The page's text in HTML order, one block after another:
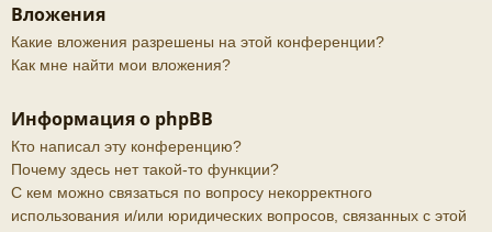
Вложения
Какие вложения разрешены на этой конференции?
Как мне найти мои вложения?
Информация о phpBB
Кто написал эту конференцию?
Почему здесь нет такой-то функции?
С кем можно связаться по вопросу некорректного
использования и/или юридических вопросов, связанных с этой